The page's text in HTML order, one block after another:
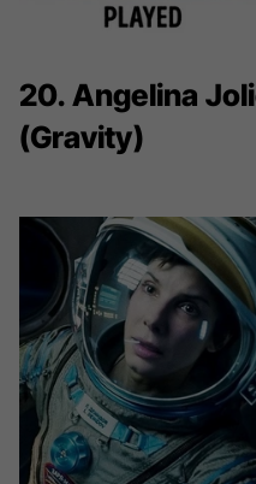
20. Angelina
(Gravity)